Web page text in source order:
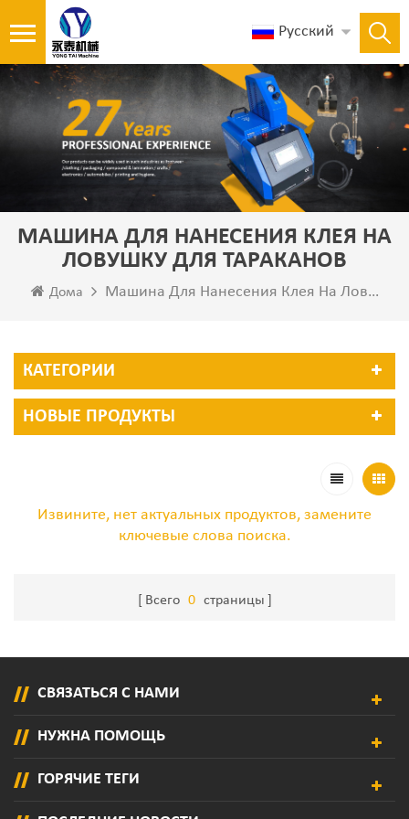
Русский
МАШИНА ДЛЯ НАНЕСЕНИЯ КЛЕЯ НА
ЛОВУШКУ ДЛЯ ТАРАКАНОВ
Дома Машина Для Нанесения Клея На Ловушку Для Тараканов
КАТЕГОРИИ
НОВЫЕ ПРОДУКТЫ
Извините, нет актуальных продуктов, замените
ключевые слова поиска.
Всего 0 страницы
СВЯЗАТЬСЯ С НАМИ
НУЖНА ПОМОЩЬ
ГОРЯЧИЕ ТЕГИ